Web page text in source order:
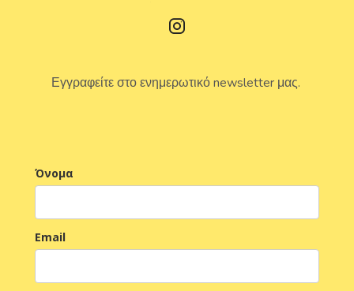
Εγγραφείτε στο ενημερωτικό newsletter μας.
Όνομα
Email